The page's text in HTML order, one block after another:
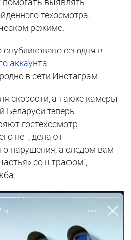
помогать выявлять
техосмотра.
режиме.
сегодня в
аккаунта
в сети Инстаграм.
скорости, а также камеры
Беларуси теперь
гостехосмотр
нет, делают
нарушения, а следом вам
со штрафом", –